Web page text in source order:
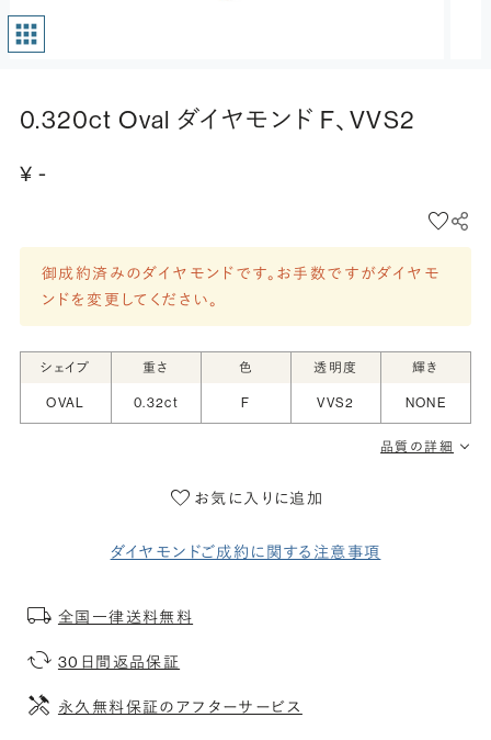
0.320ct Oval ダイヤモンド F、VVS2
¥ -
御成約済みのダイヤモンドです。お手数ですがダイヤモ
ンドを変更してください。
シェイプ 重さ 色 透明度 輝き
OVAL 0.32ct F VVS2 NONE
品質の詳細
お気に入りに追加
ダイヤモンドご成約に関する注意事項
全国一律送料無料
30日間返品保証
永久無料保証のアフターサービス